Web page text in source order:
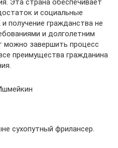
Эта страна обеспечивает
и социальные
получение гражданства не
и долголетним
можно завершить процесс
преимущества гражданина
сухопутный фрилансер.